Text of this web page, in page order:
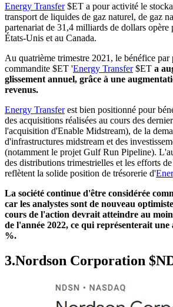
Energy Transfer $ET a pour activité le
transport de liquides de gaz naturel, de gaz
partenariat de 31,4 milliards de dollars opère
États-Unis et au Canada.
Au quatrième trimestre 2021, le bénéfice par
commandite $ET 'Energy Transfer $ET a
glissement annuel, grâce à une
revenus.
Energy Transferest bien positionné pour
des acquisitions réalisées au cours des
l'acquisition d'Enable Midstream), de la
d'infrastructures midstream et des
(notamment le projet Gulf Run Pipeline).
des distributions trimestrielles et les efforts
reflètent la solide position de trésorerie d'
La société continue d'être considérée
car les analystes sont de nouveau
cours de l'action devrait atteindre au
de l'année 2022, ce qui représenterait
%.
3.Nordson Corporation